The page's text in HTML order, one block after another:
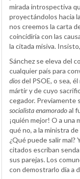
mirada introspectiva
proyectándolos hacia
nos creemos la carta
coincidiría con las
la citada misiva.
Sánchez se eleva del
cualquier país para
diosdel PSOE, o sea,
mártir y de cuyo
cegador. Previamente
socialista enamoradoal
¡quién mejor! O a una
qué no, a la ministra
¿Qué puede salir mal?
citados escriban
sus parejas. Los
con demostrarlo día a